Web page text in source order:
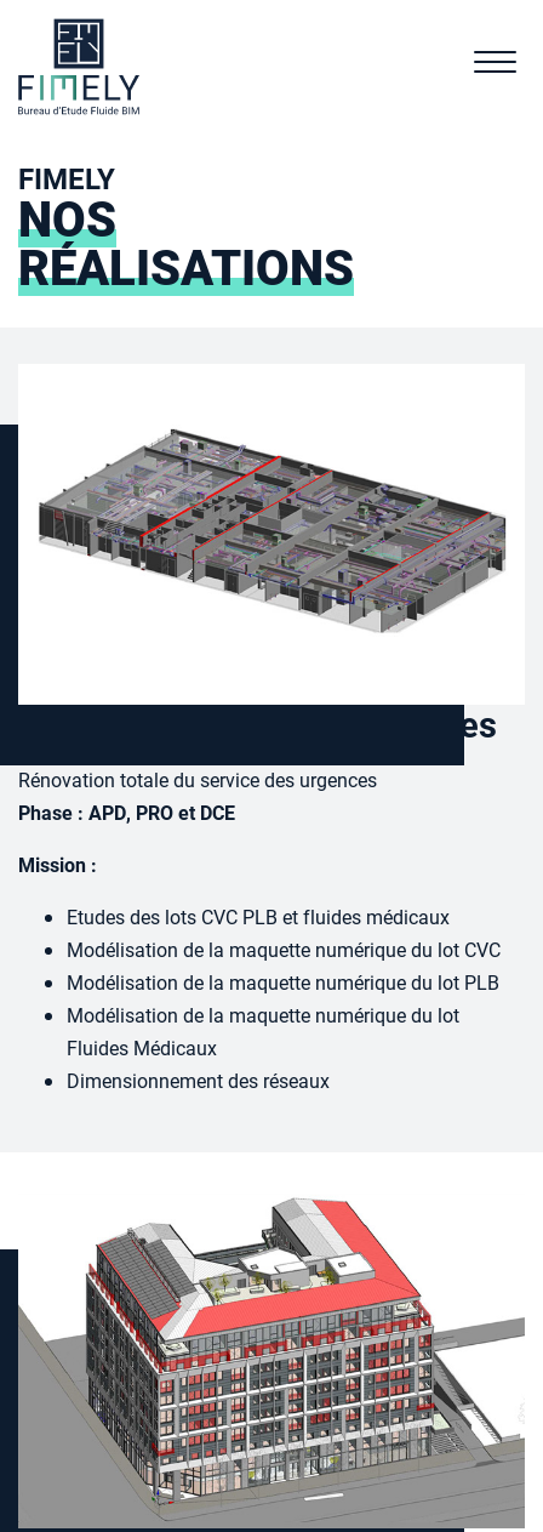
FIMELY
NOS
RÉALISATIONS
Centre Hospitalier de Bourges
Rénovation totale du service des urgences
Phase : APD, PRO et DCE
Mission :
Etudes des lots CVC PLB et fluides médicaux
Modélisation de la maquette numérique du lot CVC
Modélisation de la maquette numérique du lot PLB
Modélisation de la maquette numérique du lot
Fluides Médicaux
Dimensionnement des réseaux